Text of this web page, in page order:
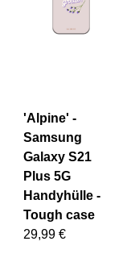
'Alpine' -
Samsung
Galaxy S21
Plus 5G
Handyhülle -
Tough case
29,99 €